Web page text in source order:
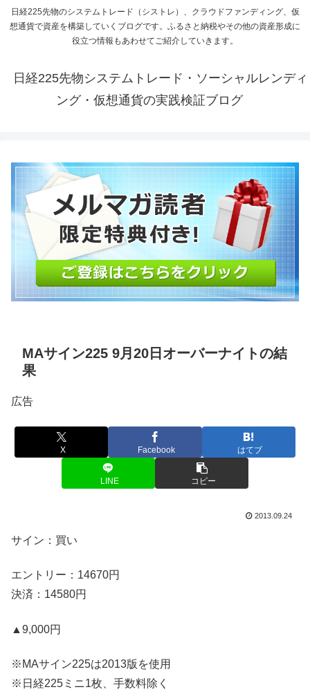
日経225先物のシステムトレード（シストレ）、クラウドファンディング、仮
想通貨で資産を構築していくブログです。ふるさと納税やその他の資産形成に
役立つ情報もあわせてご紹介していきます。
日経225先物システムトレード・ソーシャルレンディ
ング・仮想通貨の実践検証ブログ
MAサイン225 9月20日オーバーナイトの結
果
広告
X Facebook はてブ
LINE コピー
2013.09.24
サイン：買い
エントリー：14670円
決済：14580円
▲9,000円
※MAサイン225は2013版を使用
※日経225ミニ1枚、手数料除く